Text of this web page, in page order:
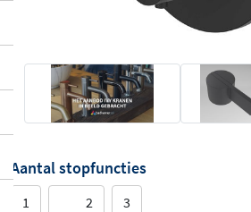
Aantal stopfuncties
1 2 3